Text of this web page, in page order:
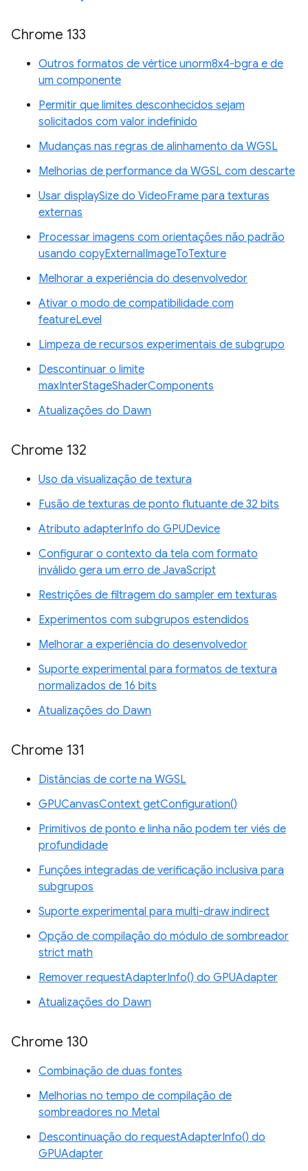
Chrome 133
Outros formatos de vértice unorm8x4-bgra e de
um componente
Permitir que limites desconhecidos sejam
solicitados com valor indefinido
Mudanças nas regras de alinhamento da WGSL
Melhorias de performance da WGSL com descarte
Usar displaySize do VideoFrame para texturas
externas
Processar imagens com orientações não padrão
usando copyExternalImageToTexture
Melhorar a experiência do desenvolvedor
Ativar o modo de compatibilidade com
featureLevel
Limpeza de recursos experimentais de subgrupo
Descontinuar o limite
maxInterStageShaderComponents
Atualizações do Dawn
Chrome 132
Uso da visualização de textura
Fusão de texturas de ponto flutuante de 32 bits
Atributo adapterInfo do GPUDevice
Configurar o contexto da tela com formato
inválido gera um erro de JavaScript
Restrições de filtragem do sampler em texturas
Experimentos com subgrupos estendidos
Melhorar a experiência do desenvolvedor
Suporte experimental para formatos de textura
normalizados de 16 bits
Atualizações do Dawn
Chrome 131
Distâncias de corte na WGSL
GPUCanvasContext getConfiguration()
Primitivos de ponto e linha não podem ter viés de
profundidade
Funções integradas de verificação inclusiva para
subgrupos
Suporte experimental para multi-draw indirect
Opção de compilação do módulo de sombreador
strict math
Remover requestAdapterInfo() do GPUAdapter
Atualizações do Dawn
Chrome 130
Combinação de duas fontes
Melhorias no tempo de compilação de
sombreadores no Metal
Descontinuação do requestAdapterInfo() do
GPUAdapter